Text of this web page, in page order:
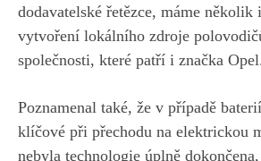
dodavatelské řetězce, máme
vytvoření lokálního zdroje
společnosti, které patří i značka
Poznamenal také, že v případě
klíčové při přechodu na elektrickou
nebyla technologie úplně